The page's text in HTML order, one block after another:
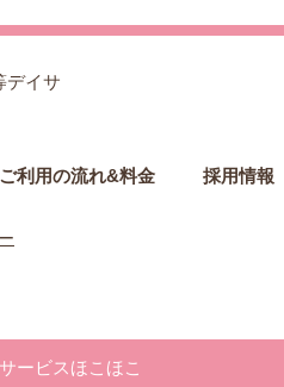
ご利用の流れ&料金 採用情報
ービスほこほこ